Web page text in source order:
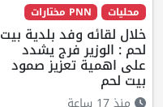
محليات PNN مختارات
خلال لقائه وفد بلدية بيت
لحم : الوزير فرج يشدد
على اهمية تعزيز صمود
بيت لحم